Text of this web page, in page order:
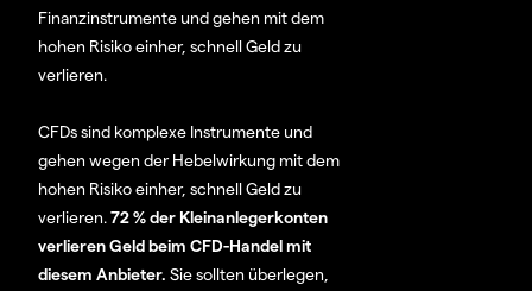
Finanzinstrumente und gehen mit dem
hohen Risiko einher, schnell Geld zu
verlieren.
CFDs sind komplexe Instrumente und
gehen wegen der Hebelwirkung mit dem
hohen Risiko einher, schnell Geld zu
verlieren.72 % der Kleinanlegerkonten
verlieren Geld beim CFD-Handel mit
diesem Anbieter. Sie sollten überlegen,